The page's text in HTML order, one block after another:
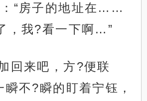
“房子的地址在……
，我?看一下啊…”
回来吧，方?便联
瞬不?瞬的盯着宁钰，